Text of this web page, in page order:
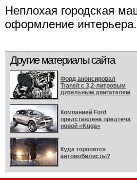
Неплохая городская
оформление интерьера.
Другие материалы сайта
Форд анонсировал
Transit с 3,2-литровым
дизельным двигателем
Компанией Ford
представлена предтеча
новой «Kuga»
Куда торопятся
автомобилисты?